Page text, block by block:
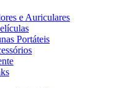
e Auriculares
Portáteis